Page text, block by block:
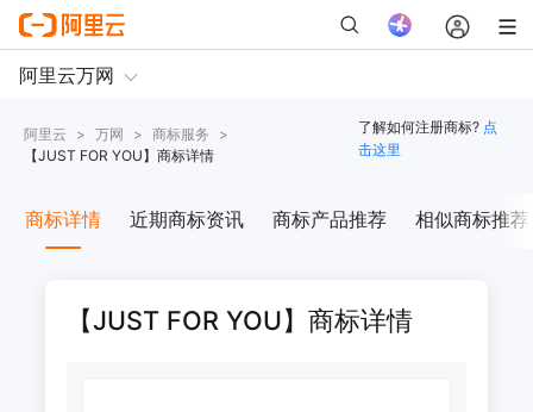
阿里云 > 万网 > 商标服务
>
【JUST FOR YOU】商标详情
了解如何注册商标? 点
击这里
商标详情 近期商标资讯 商标产品推荐 相似商标推荐
【JUST FOR YOU】商标详情